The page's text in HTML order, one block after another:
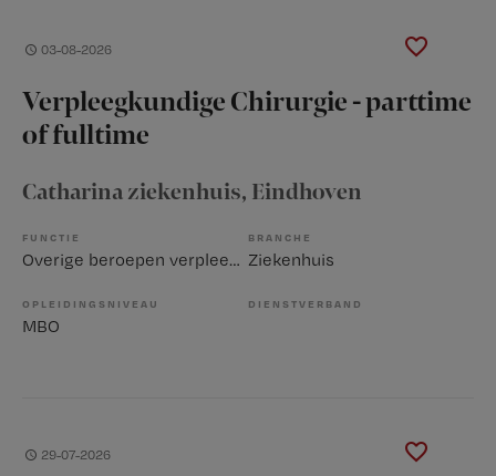
03-08-2026
Verpleegkundige Chirurgie - parttime
of fulltime
Catharina ziekenhuis, Eindhoven
FUNCTIE
Overige beroepen verpleegkunde
BRANCHE
Ziekenhuis
OPLEIDINGSNIVEAU
MBO
DIENSTVERBAND
29-07-2026